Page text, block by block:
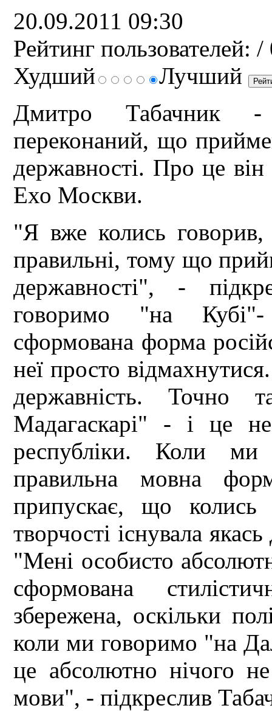
20.09.2011 09:30
Рейтинг пользователей: /
Худший
Лучший
Дмитро Табачник -
переконаний, що
державності. Про це він
Ехо Москви.
"Я вже колись
правильні, тому що
державності", -
говоримо "на
сформована форма
неї просто
державність. Точно
Мадагаскарі" - і це не
республіки. Коли
правильна мовна
припускає, що
творчості існувала
"Мені особисто
сформована
збережена, оскільки
коли ми говоримо "на
це абсолютно нічого
мови", - підкреслив